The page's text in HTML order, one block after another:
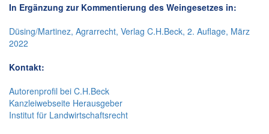
In Ergänzung zur Kommentierung des Weingesetzes in:
Düsing/Martinez, Agrarrecht, Verlag C.H.Beck, 2. Auflage, März
2022
Kontakt:
Autorenprofil bei C.H.Beck
Kanzleiwebseite Herausgeber
Institut für Landwirtschaftsrecht